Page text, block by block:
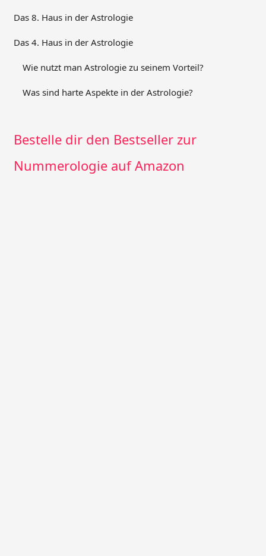
Das 8. Haus in der Astrologie
Das 4. Haus in der Astrologie
Wie nutzt man Astrologie zu seinem Vorteil?
Was sind harte Aspekte in der Astrologie?
Bestelle dir den Bestseller zur
Nummerologie auf Amazon